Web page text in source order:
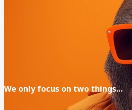
We only focus on twothings…